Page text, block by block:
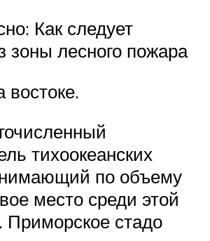
Как следует
зоны лесного пожара
востоке.
тихоокеанских
по объему
место среди этой
Приморское стадо